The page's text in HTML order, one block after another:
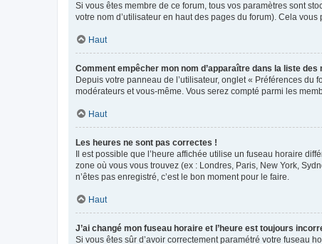
Si vous êtes membre de ce forum, tous vos paramètres sont
votre nom d’utilisateur en haut des pages du forum). Cela
Haut
Comment empêcher mon nom d’apparaître dans la liste
Depuis votre panneau de l’utilisateur, onglet « Préférences du
modérateurs et vous-même. Vous serez compté parmi les
Haut
Les heures ne sont pas correctes !
Il est possible que l’heure affichée utilise un fuseau horaire
zone où vous vous trouvez (ex : Londres, Paris, New York,
n’êtes pas enregistré, c’est le bon moment pour le faire.
Haut
J’ai changé mon fuseau horaire et l’heure est toujours
Si vous êtes sûr d’avoir correctement paramétré votre fuseau